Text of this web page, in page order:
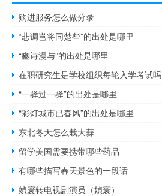
购进服务怎么做分录
“悲调岂将同楚些”的出处是哪里
“豳诗漫与”的出处是哪里
在职研究生是学校组织每轮入学考试吗
“一驿过一驿”的出处是哪里
“彩灯城市已春风”的出处是哪里
东北冬天怎么栽大蒜
留学美国需要携带哪些药品
有哪些描写春天景色的一段话
媜寰转电视剧演员（媜寰）